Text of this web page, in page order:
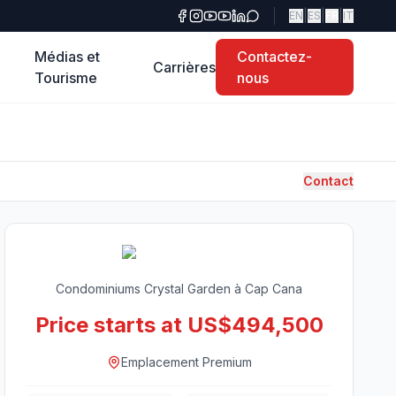
EN ES IT
Médias et
Tourisme
Carrières
Contactez-
nous
Contact
Condominiums Crystal Garden à Cap Cana
Price starts at US$494,500
Emplacement Premium